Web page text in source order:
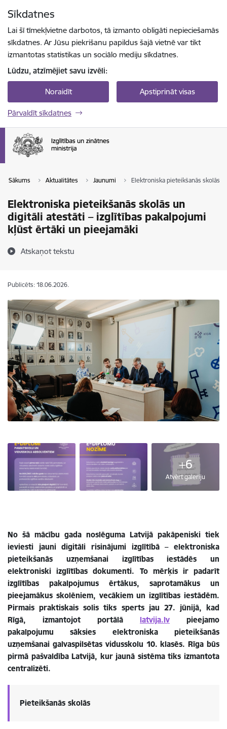
Sīkdatnes
Lai šī tīmekļvietne darbotos, tā izmanto obligāti nepieciešamās
sīkdatnes. Ar Jūsu piekrišanu papildus šajā vietnē var tikt
izmantotas statistikas un sociālo mediju sīkdatnes.
Lūdzu, atzīmējiet savu izvēli:
Noraidīt Apstiprināt visas
Pārvaldīt sīkdatnes
Sākums Aktualitātes Jaunumi Elektroniska pieteikšanās skolās
Elektroniska pieteikšanās skolās un
digitāli atestāti – izglītības pakalpojumi
kļūst ērtāki un pieejamāki
Atskaņot tekstu
Publicēts: 18.06.2026.
+6
Atvērt galeriju
No šā mācību gada noslēguma Latvijā pakāpeniski tiek
ieviesti jauni digitāli risinājumi izglītībā – elektroniska
pieteikšanās uzņemšanai izglītības iestādēs un
elektroniski izglītības dokumenti. To mērķis ir padarīt
izglītības pakalpojumus ērtākus, saprotamākus un
pieejamākus skolēniem, vecākiem un izglītības iestādēm.
Pirmais praktiskais solis tiks sperts jau 27. jūnijā, kad
Rīgā, izmantojot portālā latvija.lv
pieejamo
pakalpojumu sāksies elektroniska pieteikšanās
uzņemšanai galvaspilsētas vidusskolu 10. klasēs. Rīga būs
pirmā pašvaldība Latvijā, kur jaunā sistēma tiks izmantota
centralizēti.
Pieteikšanās skolās